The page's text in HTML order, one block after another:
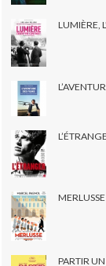
LUMIÈRE,
PARTIR